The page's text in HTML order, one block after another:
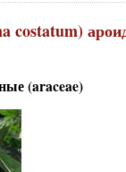
costatum)
(araceae)